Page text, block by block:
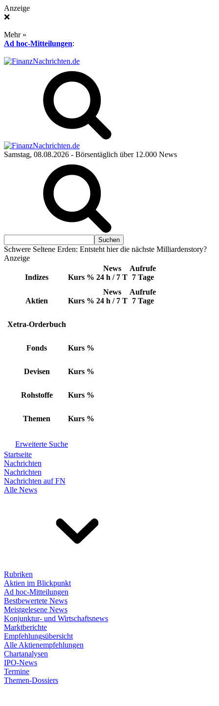
Anzeige
❌
Mehr »
Ad hoc-Mitteilungen:
Samstag, 08.08.2026 - Börsentäglich über 12.000 News
Schwere Seltene Erden: Entsteht hier die nächste Milliardenstory?
Anzeige
Indizes Kurs %
News
24 h / 7 T
Aufrufe
7 Tage
Aktien Kurs %
News
24 h / 7 T
Aufrufe
7 Tage
Xetra-Orderbuch
Fonds Kurs %
Devisen Kurs %
Rohstoffe Kurs %
Themen Kurs %
Erweiterte Suche
Startseite
Nachrichten
Nachrichten
Nachrichten auf FN
Alle News
Rubriken
Aktien im Blickpunkt
Ad hoc-Mitteilungen
Bestbewertete News
Meistgelesene News
Konjunktur- und Wirtschaftsnews
Marktberichte
Empfehlungsübersicht
Alle Aktienempfehlungen
Chartanalysen
IPO-News
Termine
Themen-Dossiers